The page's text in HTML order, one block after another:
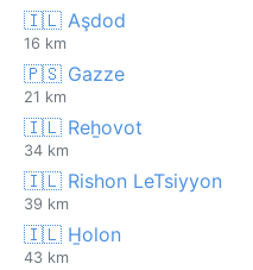
🇮🇱 Aşdod
16 km
🇵🇸 Gazze
21 km
🇮🇱 Reẖovot
34 km
🇮🇱 Rishon LeTsiyyon
39 km
🇮🇱 H̱olon
43 km